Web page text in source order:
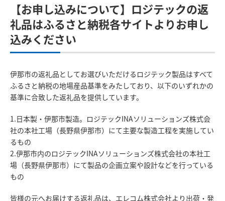
【お申し込みについて】ロジテックの返
礼品はふるさと納税各サイトよりお申し
込みください
伊那市の返礼品としてお選びいただけるロジテック製品はすべて
ふるさと納税の地場産品基準をみたしており、以下のいずれかの
基準に合致した返礼品を提供しています。
1.日本製・伊那市製造。ロジテックINAソリューションズ株式会
社の本社工場（長野県伊那市）にて主要な製造工程を実施してい
るもの
2.伊那市内のロジテックINAソリューションズ株式会社の本社工
場（長野県伊那市）にて製品の企画立案や設計などを行っている
もの
皆様の元へお届けする返礼品は、エレコム株式会社より出荷・発